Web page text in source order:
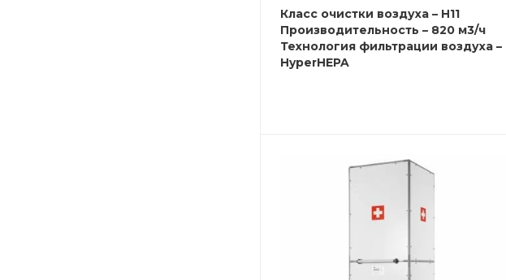
Класс очистки воздуха – H11
Производительность – 820 м3/ч
Технология фильтрации воздуха –
HyperHEPA